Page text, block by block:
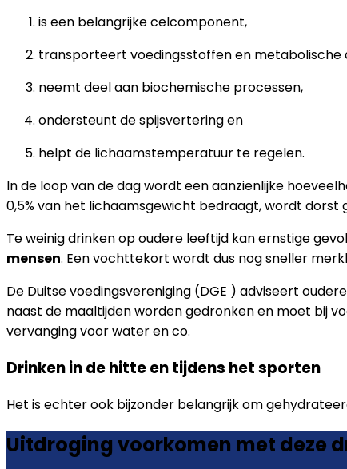
is een belangrijke celcomponent,
transporteert voedingsstoffen en
neemt deel aan biochemische processen,
ondersteunt de spijsvertering en
helpt de lichaamstemperatuur te regelen.
In de loop van de dag wordt een aanzienlijke
0,5% van het lichaamsgewicht bedraagt, wordt dorst
Te weinig drinken op oudere leeftijd kan ernstige
mensen. Een vochttekort wordt dus nog sneller
De Duitse voedingsvereniging (DGE ) adviseert
naast de maaltijden worden gedronken en moet bij
vervanging voor water en co.
Drinken in de hitte en tijdens het sporten
Het is echter ook bijzonder belangrijk om
Uitdroging voorkomen met deze